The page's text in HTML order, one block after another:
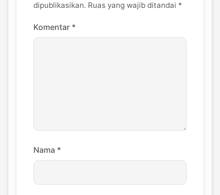
dipublikasikan. Ruas yang wajib ditandai *
Komentar *
Nama *